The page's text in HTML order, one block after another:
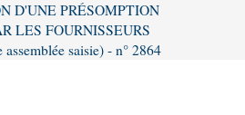
D'UNE PRÉSOMPTION
LES FOURNISSEURS
saisie) - n° 2864